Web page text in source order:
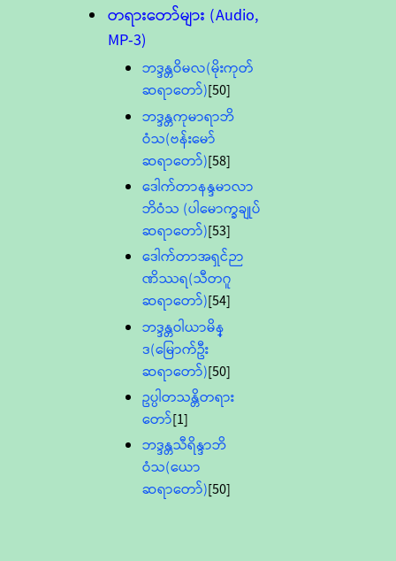
တရားတော်များ (Audio,
MP-3)
ဘဒ္ဒန္တဝိမလ(မိုးကုတ်
ဆရာတော်)[50]
ဘဒ္ဒန္တကုမာရာဘိ
ဝံသ(ဗန်းမော်
ဆရာတော်)[58]
ဒေါက်တာနန္ဒမာလာ
ဘိဝံသ (ပါမောက္ခချုပ်
ဆရာတော်)[53]
ဒေါက်တာအရှင်ဉာ
ဏိဿရ(သီတဂူ
ဆရာတော်)[54]
ဘဒ္ဒန္တဝါယာမိန္
ဒ(မြောက်ဦး
ဆရာတော်)[50]
ဥပ္ပါတသန္တိတရား
တော်[1]
ဘဒ္ဒန္တသီရိန္ဒာဘိ
ဝံသ(ယော
ဆရာတော်)[50]